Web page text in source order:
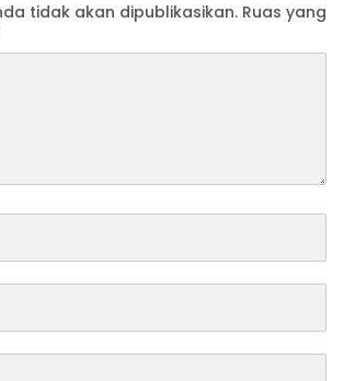
tidak akan dipublikasikan. Ruas yang